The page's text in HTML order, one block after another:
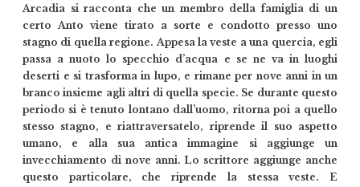
Arcadia si racconta che un membro della famiglia di un
certo Anto viene tirato a sorte e condotto presso uno
stagno di quella regione. Appesa la veste a una quercia, egli
passa a nuoto lo specchio d’acqua e se ne va in luoghi
deserti e si trasforma in lupo, e rimane per nove anni in un
branco insieme agli altri di quella specie. Se durante questo
periodo si è tenuto lontano dall’uomo, ritorna poi a quello
stesso stagno, e riattraversatelo, riprende il suo aspetto
umano, e alla sua antica immagine si aggiunge un
invecchiamento di nove anni. Lo scrittore aggiunge anche
questo particolare, che riprende la stessa veste. E